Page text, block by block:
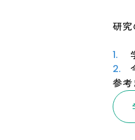
研究
参考